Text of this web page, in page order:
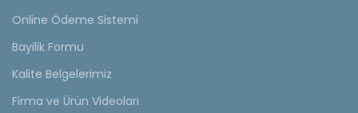
Online Ödeme Sistemi
Bayilik Formu
Kalite Belgelerimiz
Firma ve Ürün Videoları